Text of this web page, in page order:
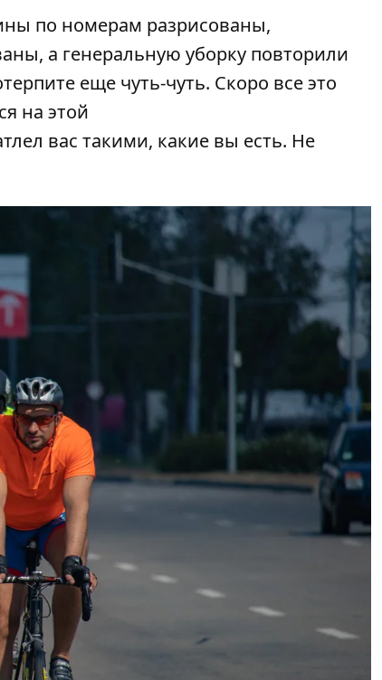
по номерам разрисованы,
а генеральную уборку повторили
еще чуть-чуть. Скоро все это
на этой
вас такими, какие вы есть. Не